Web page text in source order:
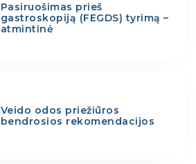
Pasiruošimas prieš
gastroskopiją (FEGDS) tyrimą –
atmintinė
Veido odos priežiūros
bendrosios rekomendacijos